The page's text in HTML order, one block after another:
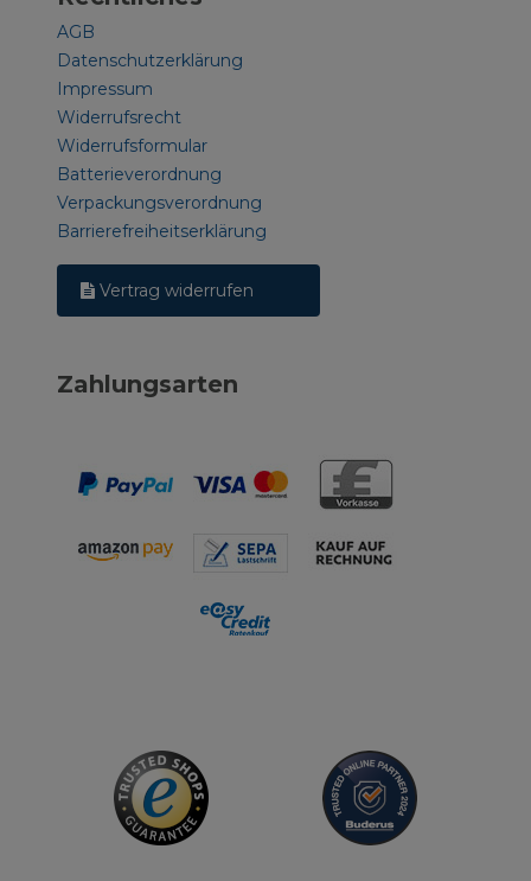
AGB
Datenschutzerklärung
Impressum
Widerrufsrecht
Widerrufsformular
Batterieverordnung
Verpackungsverordnung
Barrierefreiheitserklärung
Vertrag widerrufen
Zahlungsarten